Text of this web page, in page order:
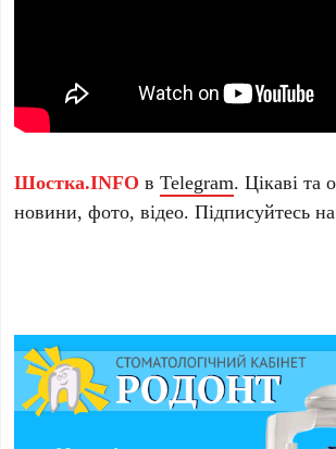
Шостка.INFO вTelegram. Цікаві та
новини, фото, відео. Підписуйтесь